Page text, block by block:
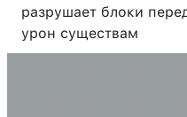
разрушает блоки
урон существам